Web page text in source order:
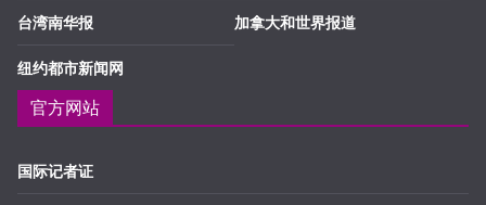
台湾南华报
纽约都市新闻网
加拿大和世界报道
官方网站
国际记者证